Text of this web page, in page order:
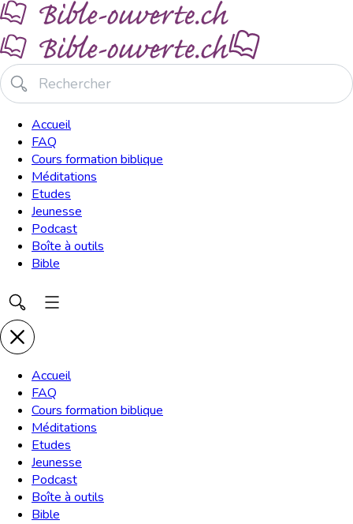
Accueil
FAQ
Cours formation biblique
Méditations
Etudes
Jeunesse
Podcast
Boîte à outils
Bible
Accueil
FAQ
Cours formation biblique
Méditations
Etudes
Jeunesse
Podcast
Boîte à outils
Bible